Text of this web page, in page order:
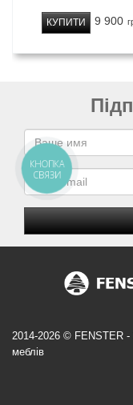
9 900
КУПИТИ
2014-2026 © FENSTER -
меблів
КНОПКА
СВЯЗИ